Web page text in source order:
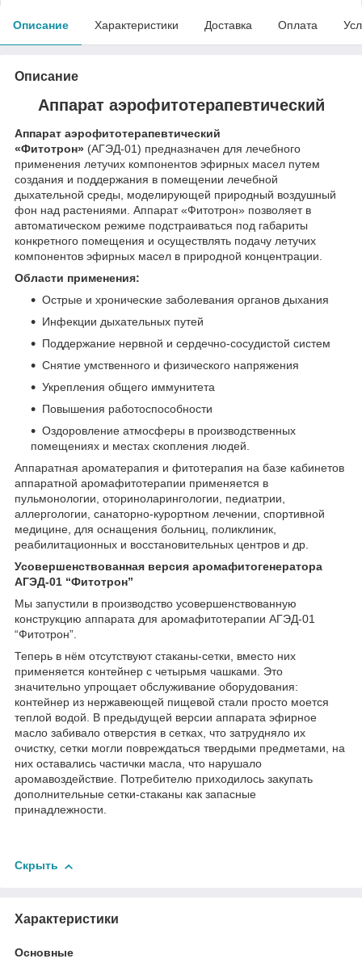
Описание Характеристики Доставка Оплата
Описание
Аппарат аэрофитотерапевтический
Аппарат аэрофитотерапевтический
«Фитотрон» (АГЭД-01) предназначен для лечебного
применения летучих компонентов эфирных масел путем
создания и поддержания в помещении лечебной
дыхательной среды, моделирующей природный воздушный
фон над растениями. Аппарат «Фитотрон» позволяет в
автоматическом режиме подстраиваться под габариты
конкретного помещения и осуществлять подачу летучих
компонентов эфирных масел в природной концентрации.
Области применения:
Острые и хронические заболевания органов дыхания
Инфекции дыхательных путей
Поддержание нервной и сердечно-сосудистой систем
Снятие умственного и физического напряжения
Укрепления общего иммунитета
Повышения работоспособности
Оздоровление атмосферы в производственных
помещениях и местах скопления людей.
Аппаратная ароматерапия и фитотерапия на базе кабинетов
аппаратной аромафитотерапии применяется в
пульмонологии, оториноларингологии, педиатрии,
аллергологии, санаторно-курортном лечении, спортивной
медицине, для оснащения больниц, поликлиник,
реабилитационных и восстановительных центров и др.
Усовершенствованная версия аромафитогенератора
АГЭД-01 “Фитотрон”
Мы запустили в производство усовершенствованную
конструкцию аппарата для аромафитотерапии АГЭД-01
“Фитотрон”.
Теперь в нём отсутствуют стаканы-сетки, вместо них
применяется контейнер с четырьмя чашками. Это
значительно упрощает обслуживание оборудования:
контейнер из нержавеющей пищевой стали просто моется
теплой водой. В предыдущей версии аппарата эфирное
масло забивало отверстия в сетках, что затрудняло их
очистку, сетки могли повреждаться твердыми предметами, на
них оставались частички масла, что нарушало
аромавоздействие. Потребителю приходилось закупать
дополнительные сетки-стаканы как запасные
принадлежности.
Скрыть
Характеристики
Основные